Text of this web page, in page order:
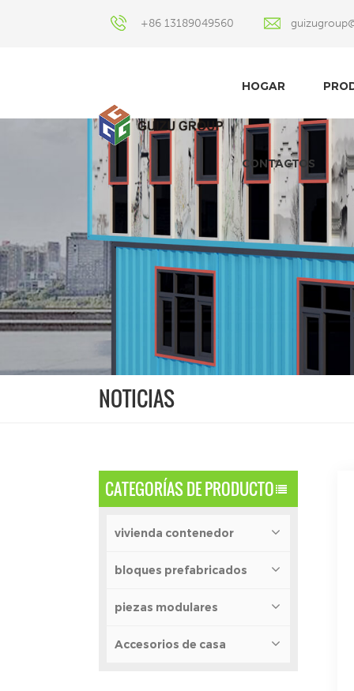
+86 13189049560
HOGAR
CONTACTOS
NOTICIAS
CATEGORÍAS DE PRODUCTO
vivienda contenedor
bloques prefabricados
piezas modulares
Accesorios de casa